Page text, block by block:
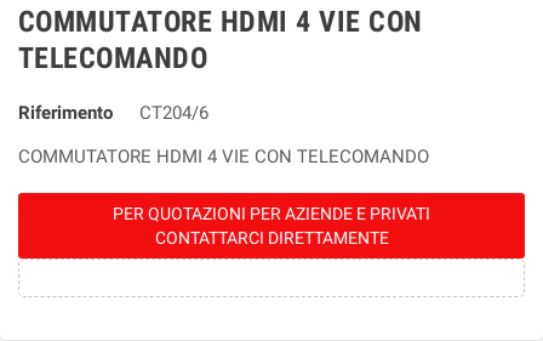
COMMUTATORE HDMI 4 VIE CON
TELECOMANDO
Riferimento
CT204/6
COMMUTATORE HDMI 4 VIE CON TELECOMANDO
PER QUOTAZIONI PER AZIENDE E PRIVATI
CONTATTARCI DIRETTAMENTE